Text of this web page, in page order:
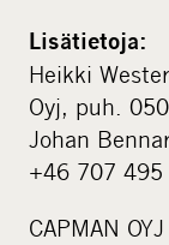
Lisätietoja:
Heikki
Oyj, puh.
Johan
+46 707 495
CAPMAN OYJ